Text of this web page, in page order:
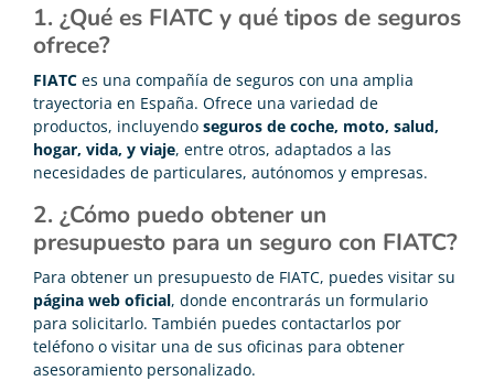
1. ¿Qué es FIATC y qué tipos de seguros
ofrece?
FIATC es una compañía de seguros con una amplia
trayectoria en España. Ofrece una variedad de
productos, incluyendo seguros de coche, moto, salud,
hogar, vida, y viaje, entre otros, adaptados a las
necesidades de particulares, autónomos y empresas.
2. ¿Cómo puedo obtener un
presupuesto para un seguro con FIATC?
Para obtener un presupuesto de FIATC, puedes visitar su
página web oficial, donde encontrarás un formulario
para solicitarlo. También puedes contactarlos por
teléfono o visitar una de sus oficinas para obtener
asesoramiento personalizado.